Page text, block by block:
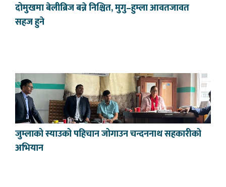
दोमुखमा बेलीब्रिज बन्ने निश्चित, मुगु–हुम्ला आवतजावत
सहज हुने
जुम्लाको स्याउको पहिचान जोगाउन चन्दननाथ सहकारीको
अभियान